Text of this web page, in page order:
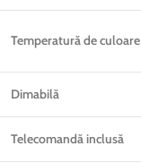
Temperatură de culoare
Dimabilă
Telecomandă inclusă